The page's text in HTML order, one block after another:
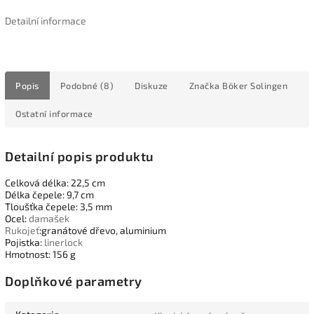
Detailní informace
Popis Podobné (8) Diskuze Značka Böker Solingen
Ostatní informace
Detailní popis produktu
Celková délka: 22,5 cm
Délka čepele: 9,7 cm
Tloušťka čepele: 3,5 mm
Ocel:damašek
Rukojeť:granátové dřevo, aluminium
Pojistka: linerlock
Hmotnost: 156 g
Doplňkové parametry